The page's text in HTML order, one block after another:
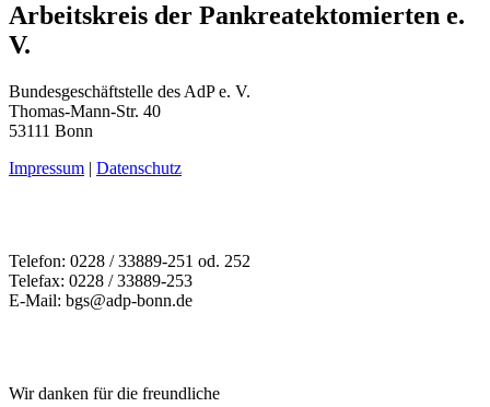
Arbeitskreis der Pankreatektomierten e.
V.
Bundesgeschäftstelle des AdP e. V.
Thomas-Mann-Str. 40
53111 Bonn
Impressum | Datenschutz
Telefon: 0228 / 33889-251 od. 252
Telefax: 0228 / 33889-253
E-Mail: bgs@adp-bonn.de
Wir danken für die freundliche